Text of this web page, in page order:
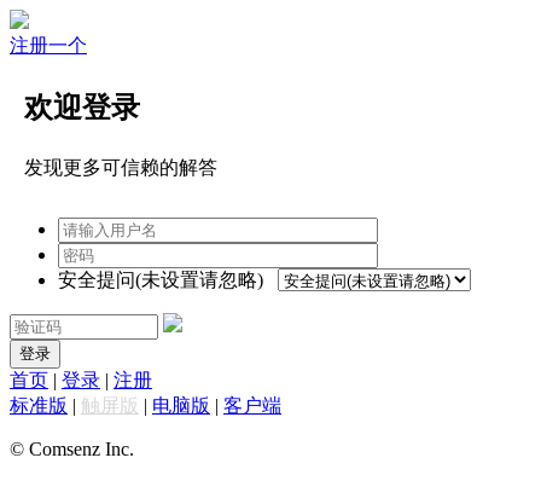
注册一个
欢迎登录
发现更多可信赖的解答
安全提问(未设置请忽略)
登录
首页 | 登录 | 注册
标准版 | 触屏版 | 电脑版 | 客户端
© Comsenz Inc.